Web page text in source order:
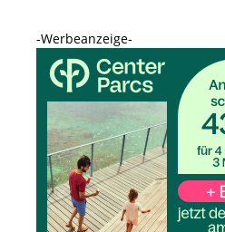
-Werbeanzeige-